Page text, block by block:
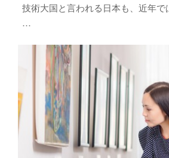
技術大国と言われる日本も、近年で
…